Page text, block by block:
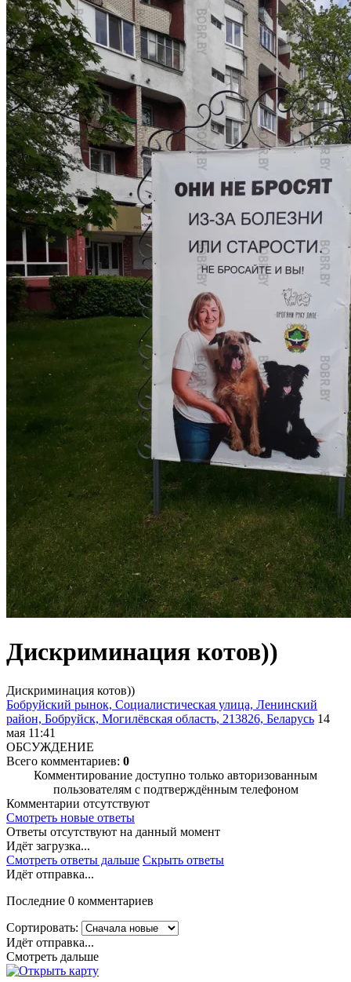
Дискриминация котов))
Дискриминация котов))
Бобруйский рынок, Социалистическая улица, Ленинский
район, Бобруйск, Могилёвская область, 213826, Беларусь 14
мая 11:41
ОБСУЖДЕНИЕ
Всего комментариев: 0
Комментирование доступно только авторизованным
пользователям с подтверждённым телефоном
Комментарии отсутствуют
Смотреть новые ответы
Ответы отсутствуют на данный момент
Идёт загрузка...
Смотреть ответы дальше Скрыть ответы
Идёт отправка...
Последние 0 комментариев
Сортировать:
Идёт отправка...
Смотреть дальше